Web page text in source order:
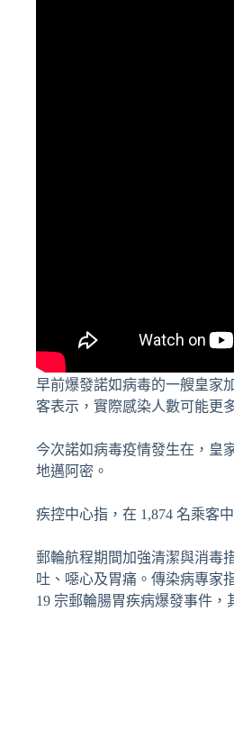
早前爆發諾如病毒的一艘皇家
客表示，實際感染人數可能更
今次諾如病毒疫情發生在，皇
地邁阿密。
疾控中心指，在 1,874 名乘客
郵輪航程期間加強清潔與消毒
吐、噁心及胃痛。傳染病專家
19 宗郵輪腸胃疾病爆發事件，